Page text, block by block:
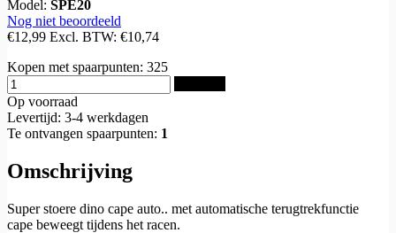
Model: SPE20
Nog niet beoordeeld
€12,99 Excl. BTW: €10,74
Kopen met spaarpunten: 325
Op voorraad
Levertijd: 3-4 werkdagen
Te ontvangen spaarpunten: 1
Omschrijving
Super stoere dino cape auto.. met automatische terugtrekfunctie
cape beweegt tijdens het racen.